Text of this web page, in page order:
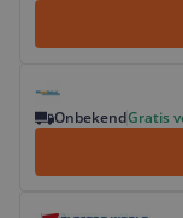
OnbekendGratis